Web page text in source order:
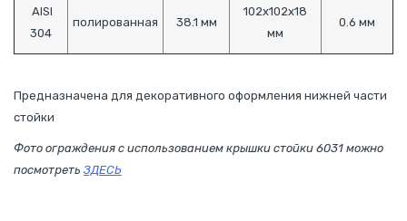
AISI
304
полированная 38.1 мм
102х102х18
мм
0.6 мм
Предназначена для декоративного оформления нижней части
стойки
Фото ограждения с использованием крышки стойки 6031 можно
посмотреть ЗДЕСЬ